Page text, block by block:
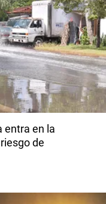
entra en la
de